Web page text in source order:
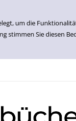
um die
stimmen Sie diesen